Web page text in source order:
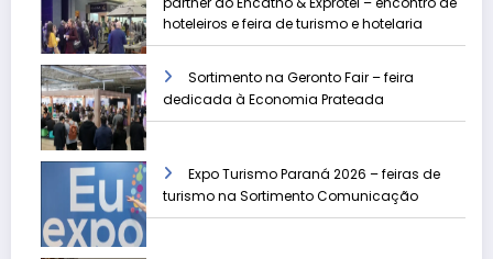
hoteleiros e feira de turismo e hotelaria
Sortimento na Geronto Fair – feira
dedicada à Economia Prateada
Expo Turismo Paraná 2026 – feiras de
turismo na Sortimento Comunicação